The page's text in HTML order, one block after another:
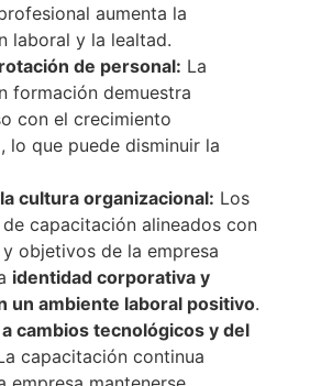
aumenta la
laboral y la lealtad.
de personal: La
formación demuestra
con el crecimiento
lo que puede disminuir la
cultura organizacional: Los
capacitación alineados con
objetivos de la empresa
identidad corporativa y
un ambiente laboral positivo.
cambios tecnológicos y del
capacitación continua